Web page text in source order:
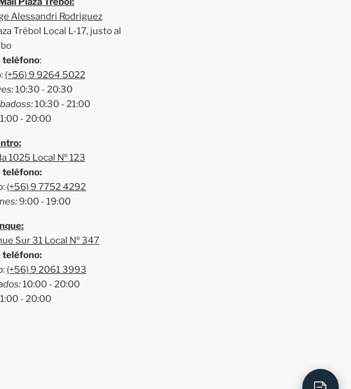
Alessandri Rodriguez
Trébol Local L-17, justo al
teléfono:
(+56) 9 9264 5022
10:30 - 20:30
10:30 - 21:00
- 20:00
1025 Local Nº 123
teléfono:
(+56) 9 7752 4292
9:00 - 19:00
Sur 31 Local Nº 347
teléfono:
(+56) 9 2061 3993
10:00 - 20:00
- 20:00